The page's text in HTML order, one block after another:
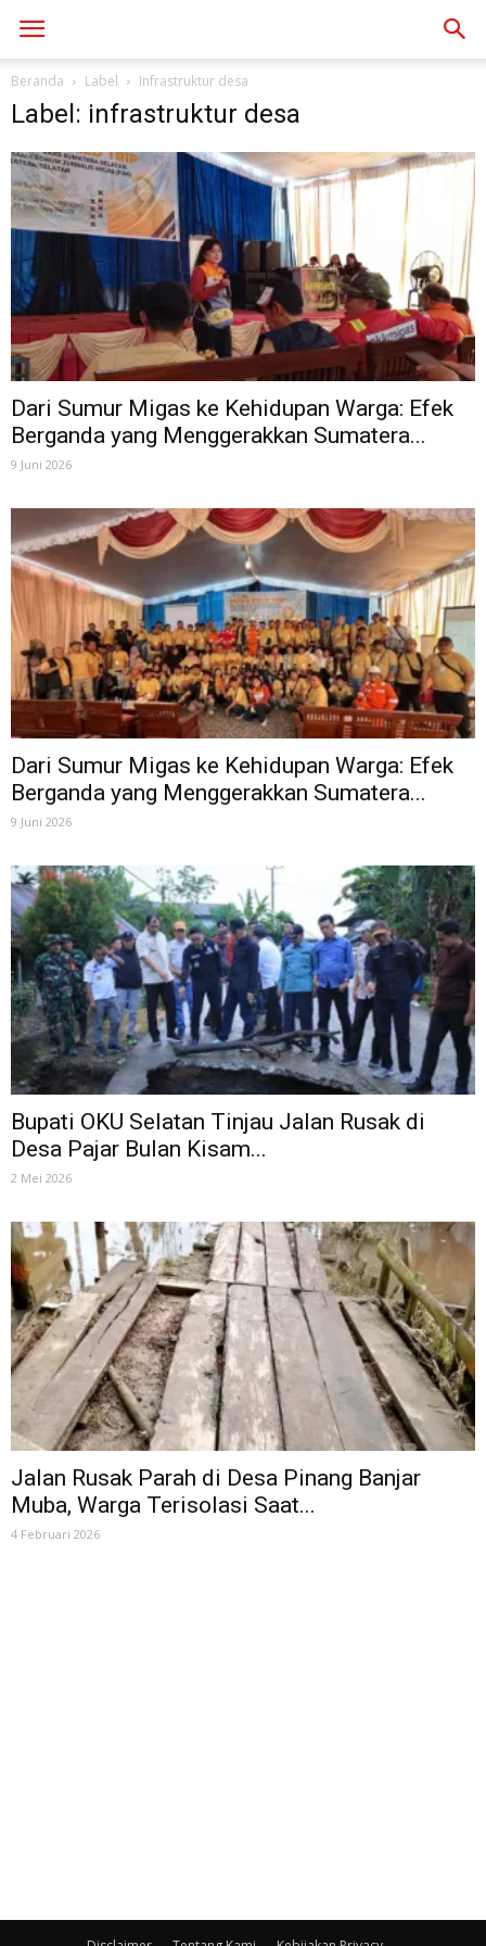
Beranda Label Infrastruktur desa
Label: infrastruktur desa
Dari Sumur Migas ke Kehidupan Warga: Efek
Berganda yang Menggerakkan Sumatera...
9 Juni 2026
Dari Sumur Migas ke Kehidupan Warga: Efek
Berganda yang Menggerakkan Sumatera...
9 Juni 2026
Bupati OKU Selatan Tinjau Jalan Rusak di
Desa Pajar Bulan Kisam...
2 Mei 2026
Jalan Rusak Parah di Desa Pinang Banjar
Muba, Warga Terisolasi Saat...
4 Februari 2026